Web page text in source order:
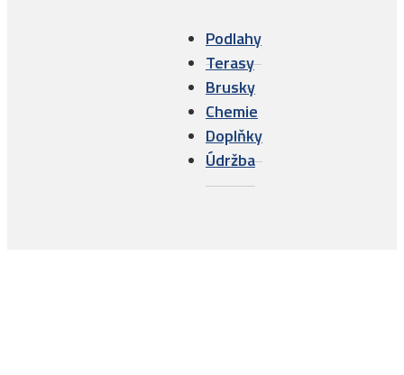
Podlahy
Terasy
Brusky
Chemie
Doplňky
Údržba